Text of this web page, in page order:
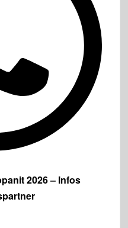
2026 – Infos